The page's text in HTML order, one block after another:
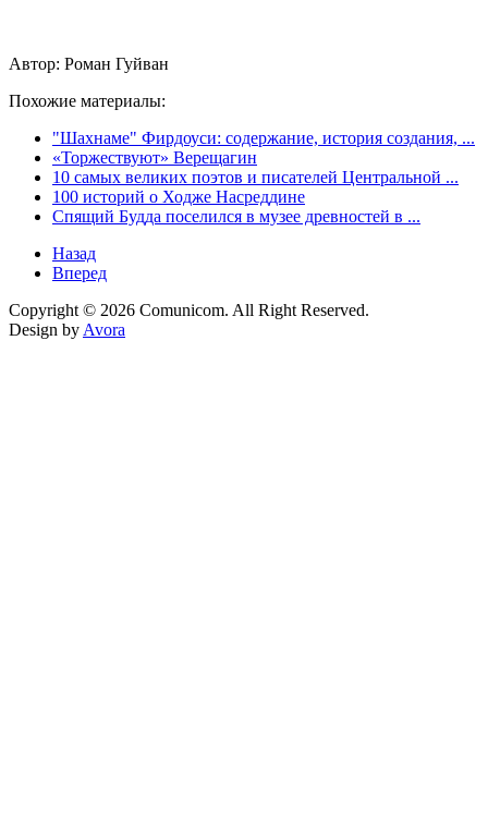
Автор: Роман Гуйван
Похожие материалы:
"Шахнаме" Фирдоуси: содержание, история создания, ...
«Торжествуют» Верещагин
10 самых великих поэтов и писателей Центральной ...
100 историй о Ходже Насреддине
Cпящий Будда поселился в музее древностей в ...
Назад
Вперед
Copyright © 2026 Comunicom. All Right Reserved.
Design by Avora